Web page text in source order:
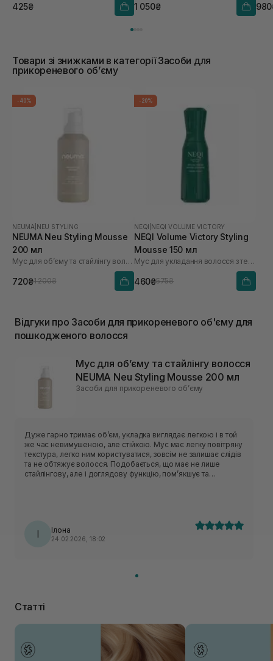
425₴ 1 050₴
Товари зі знижками в категорії Засоби для
прикореневого обʼєму
-40%
NEUMA NEU STYLING
NEUMA Neu Styling Mousse
200 мл
Мус для обʼєму та стайлінгу волосся
720₴1 200₴
-20%
NEQI NEQI VOLUME VICTORY
NEQI Volume Victory Styling
Mousse 150 мл
Мус для укладання волосся з термозахистом
460₴575₴
Відгуки про Засоби для прикореневого об'єму для
пошкодженого волосся
Мус для обʼєму та стайлінгу волосся
NEUMA Neu Styling Mousse 200 мл
Засоби для прикореневого обʼєму
Дуже гарно тримає обʼєм, укладка виглядає легкою і в той
же час невимушеною, але стійкою. Мус має легку повітряну
текстура, легко ним користуватися, зовсім не залишає слідів
та не обтяжує волосся. Подобається, що має не лише
стайлінгову, але і доглядову функцію, помʼякшує та
І Ілона
24.02.2026, 18:02
Статті